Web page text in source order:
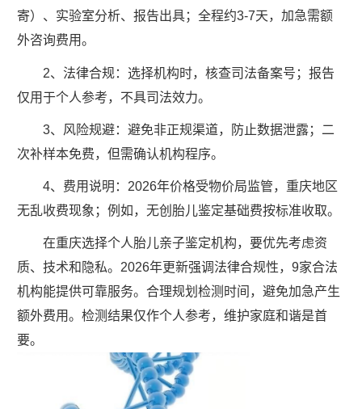
寄）、实验室分析、报告出具；全程约3-7天，加急需额
外咨询费用。
2、法律合规：选择机构时，核查司法备案号；报告
仅用于个人参考，不具司法效力。
3、风险规避：避免非正规渠道，防止数据泄露；二
次补样本免费，但需确认机构程序。
4、费用说明：2026年价格受物价局监管，重庆地区
无乱收费现象；例如，无创胎儿鉴定基础费按标准收取。
在重庆选择个人胎儿亲子鉴定机构，要优先考虑资
质、技术和隐私。2026年更新强调法律合规性，9家合法
机构能提供可靠服务。合理规划检测时间，避免加急产生
额外费用。检测结果仅作个人参考，维护家庭和谐是首
要。